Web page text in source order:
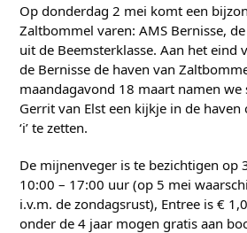
Op donderdag 2 mei komt een
Zaltbommel varen: AMS Bernisse,
uit de Beemsterklasse. Aan het eind
de Bernisse de haven van
maandagavond 18 maart namen
Gerrit van Elst een kijkje in de
‘i’ te zetten.
De mijnenveger is te bezichtigen op
10:00 – 17:00 uur (op 5 mei
i.v.m. de zondagsrust), Entree is €
onder de 4 jaar mogen gratis aan